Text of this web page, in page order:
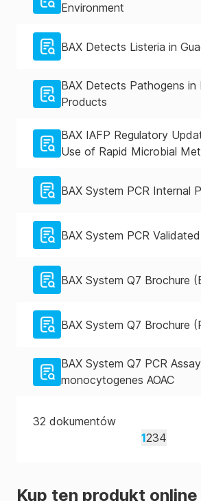
Environment
BAX Detects Listeria in
BAX Detects Pathogens in
Products
BAX IAFP Regulatory
Use of Rapid Microbial
BAX System PCR Internal
BAX System PCR
BAX System Q7 Brochure
BAX System Q7 Brochure
BAX System Q7 PCR
monocytogenes AOAC
32 dokumentów
1234
Kup ten produkt online